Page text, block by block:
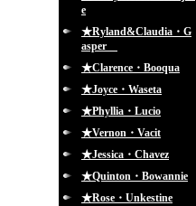
e
★Ryland&Claudia・G
asper
★Clarence・Booqua
★Joyce・Waseta
★Phyllia・Lucio
★Vernon・Vacit
★Jessica・Chavez
★Quinton・Bowannie
★Rose・Unkestine